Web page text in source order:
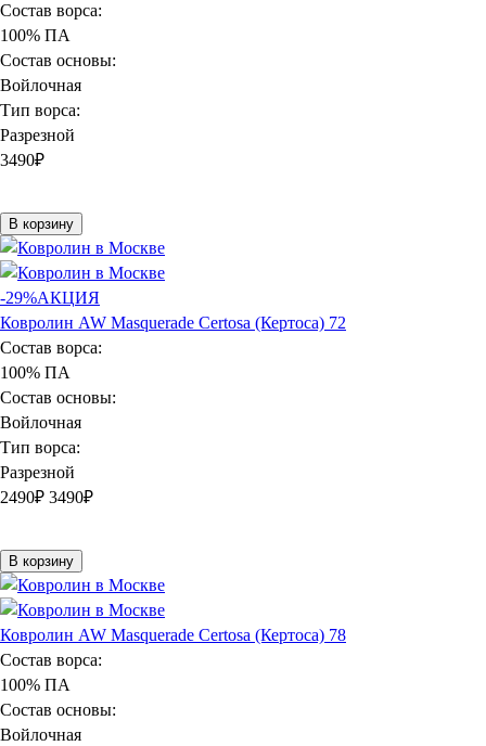
Состав ворса:
100% ПА
Состав основы:
Войлочная
Тип ворса:
Разрезной
3490₽
В корзину
-29%АКЦИЯ
Ковролин AW Masquerade Certosa (Кертоса) 72
Состав ворса:
100% ПА
Состав основы:
Войлочная
Тип ворса:
Разрезной
2490₽ 3490₽
В корзину
Ковролин AW Masquerade Certosa (Кертоса) 78
Состав ворса:
100% ПА
Состав основы:
Войлочная